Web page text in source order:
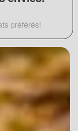
préférés!